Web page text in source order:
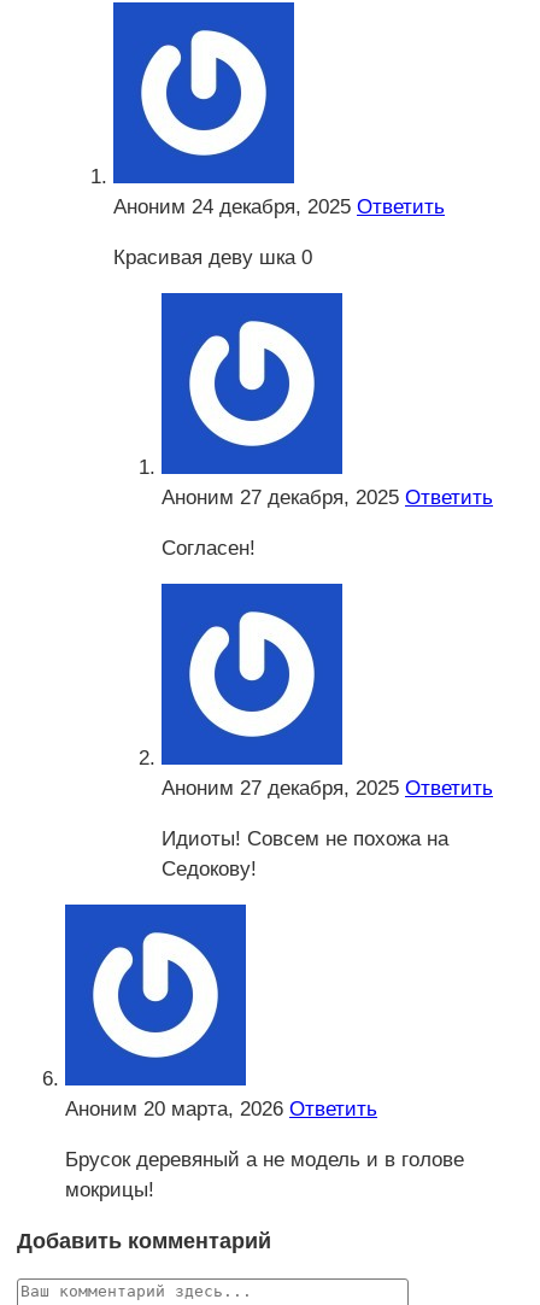
Аноним 24 декабря, 2025 Ответить
Красивая деву шка 0
Аноним 27 декабря, 2025 Ответить
Согласен!
Аноним 27 декабря, 2025 Ответить
Идиоты! Совсем не похожа на
Седокову!
Аноним 20 марта, 2026 Ответить
Брусок деревяный а не модель и в голове
мокрицы!
Добавить комментарий
Комментарий